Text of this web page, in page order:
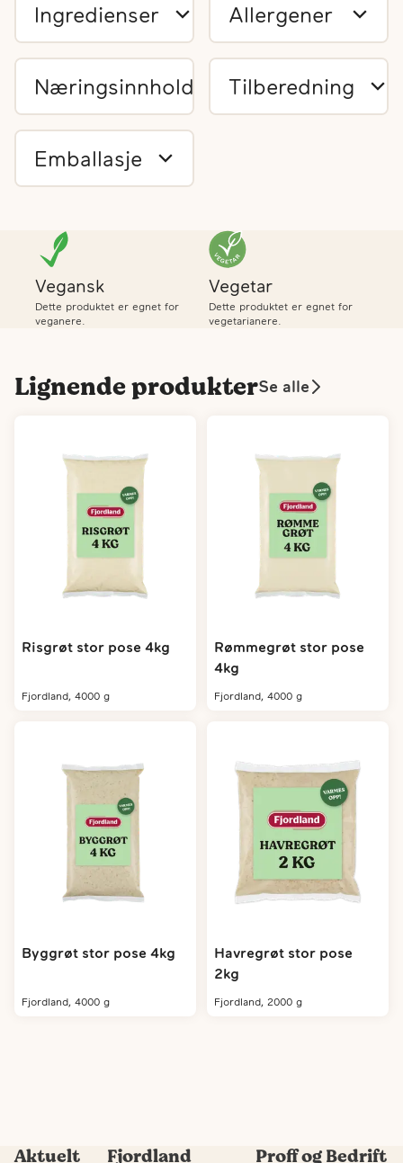
Ingredienser Allergener
Næringsinnhold Tilberedning
Emballasje
Vegansk
Dette produktet er egnet for
veganere.
Vegetar
Dette produktet er egnet for
vegetarianere.
Lignende produkterSe alle
Risgrøt stor pose 4kg
fjordland, 4000 g
Rømmegrøt stor pose
4kg
fjordland, 4000 g
Byggrøt stor pose 4kg
fjordland, 4000 g
Havregrøt stor pose
2kg
fjordland, 2000 g
Aktuelt Fjordland Proff og Bedrift